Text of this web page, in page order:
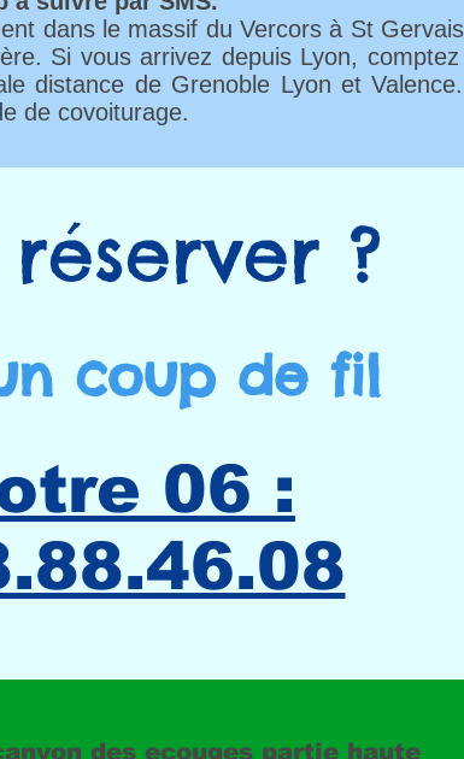
dans le massif du Vercors à St
Si vous arrivez depuis Lyon,
distance de Grenoble Lyon et
de covoiturage.
?
coup de fil
06 :
des ecouges partie haute